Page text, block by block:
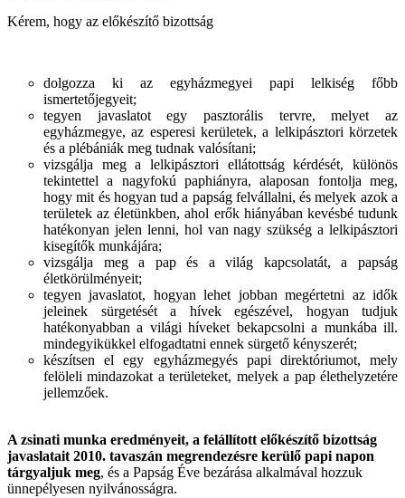
Kérem, hogy az előkészítő bizottság
dolgozza ki az egyházmegyei papi lelkiség főbb
ismertetőjegyeit;
tegyen javaslatot egy pasztorális tervre, melyet az
egyházmegye, az esperesi kerületek, a lelkipásztori körzetek
és a plébániák meg tudnak valósítani;
vizsgálja meg a lelkipásztori ellátottság kérdését, különös
tekintettel a nagyfokú paphiányra, alaposan fontolja meg,
hogy mit és hogyan tud a papság felvállalni, és melyek azok a
területek az életünkben, ahol erők hiányában kevésbé tudunk
hatékonyan jelen lenni, hol van nagy szükség a lelkipásztori
kisegítők munkájára;
vizsgálja meg a pap és a világ kapcsolatát, a papság
életkörülményeit;
tegyen javaslatot, hogyan lehet jobban megértetni az idők
jeleinek sürgetését a hívek egészével, hogyan tudjuk
hatékonyabban a világi híveket bekapcsolni a munkába ill.
mindegyikükkel elfogadtatni ennek sürgető kényszerét;
készítsen el egy egyházmegyés papi direktóriumot, mely
felöleli mindazokat a területeket, melyek a pap élethelyzetére
jellemzőek.
A zsinati munka eredményeit, a felállított előkészítő bizottság
javaslatait 2010. tavaszán megrendezésre kerülő papi napon
tárgyaljuk meg, és a Papság Éve bezárása alkalmával hozzuk
ünnepélyesen nyilvánosságra.